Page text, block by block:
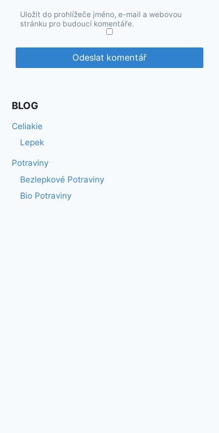
Uložit do prohlížeče jméno, e-mail a webovou
stránku pro budoucí komentáře.
BLOG
Celiakie
Lepek
Potraviny
Bezlepkové Potraviny
Bio Potraviny